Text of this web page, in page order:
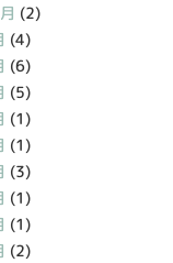
(2)
(4)
(6)
(5)
(1)
(1)
(3)
(1)
(1)
(2)